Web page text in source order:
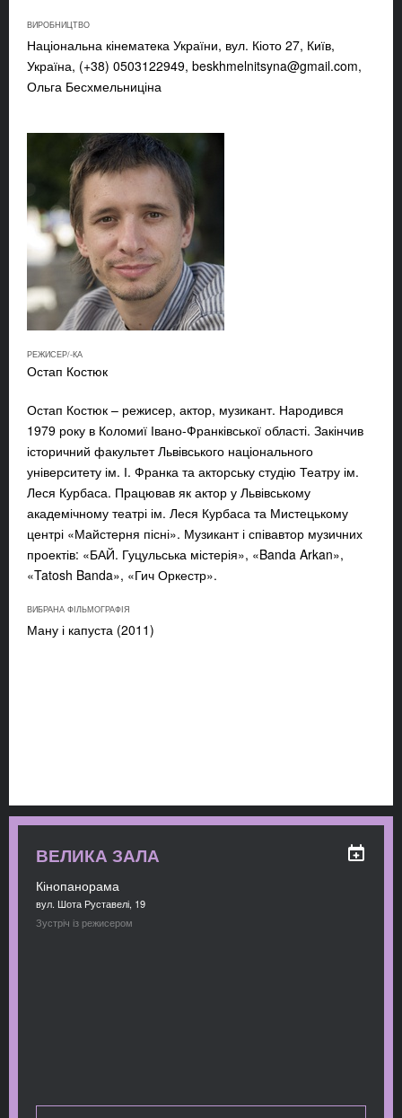
ВИРОБНИЦТВО
Національна кінематека України, вул. Кіото 27, Київ,
Україна, (+38) 0503122949, beskhmelnitsyna@gmail.com,
Ольга Бесхмельниціна
РЕЖИСЕР/-КА
Остап Костюк
Остап Костюк – режисер, актор, музикант. Народився
1979 року в Коломиї Івано-Франківської області. Закінчив
історичний факультет Львівського національного
університету ім. І. Франка та акторську студію Театру ім.
Леся Курбаса. Працював як актор у Львівському
академічному театрі ім. Леся Курбаса та Мистецькому
центрі «Майстерня пісні». Музикант і співавтор музичних
проектів: «БАЙ. Гуцульська містерія», «Banda Arkan»,
«Tatosh Banda», «Гич Оркестр».
ВИБРАНА ФІЛЬМОГРАФІЯ
Ману і капуста (2011)
ВЕЛИКА ЗАЛА
Кінопанорама
вул. Шота Руставелі, 19
Зустріч із режисером